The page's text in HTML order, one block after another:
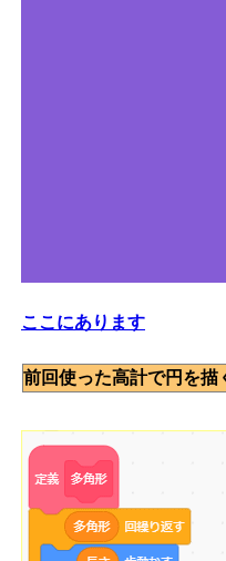
ここにあります
前回使った高計で円を描